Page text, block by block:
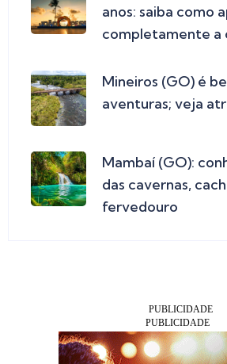
anos: saiba como
completamente a
Mineiros (GO) é
aventuras; veja
Mambaí (GO):
das cavernas,
fervedouro